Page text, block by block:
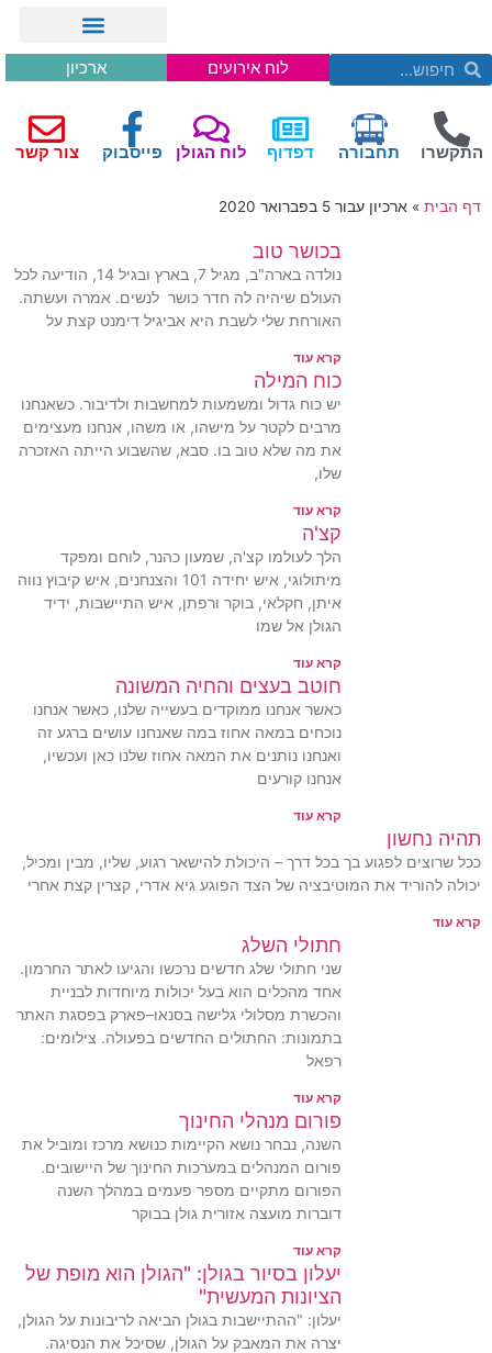
לוח אירועים ארכיון
התקשרו תחבורה דפדוף לוח הגולן פייסבוק צור קשר
דף הבית » ארכיון עבור 5 בפברואר 2020
בכושר טוב
נולדה בארה"ב, מגיל 7, בארץ ובגיל 14, הודיעה לכל
העולם שיהיה לה חדר כושר לנשים. אמרה ועשתה.
האורחת שלי לשבת היא אביגיל דימנט קצת על
קרא עוד
כוח המילה
יש כוח גדול ומשמעות למחשבות ולדיבור. כשאנחנו
מרבים לקטר על מישהו, או משהו, אנחנו מעצימים
את מה שלא טוב בו. סבא, שהשבוע הייתה האזכרה
שלו,
קרא עוד
קצ'ה
הלך לעולמו קצ'ה, שמעון כהנר, לוחם ומפקד
מיתולוגי, איש יחידה 101 והצנחנים, איש קיבוץ נווה
איתן, חקלאי, בוקר ורפתן, איש התיישבות, ידיד
הגולן אל שמו
קרא עוד
חוטב בעצים והחיה המשונה
כאשר אנחנו ממוקדים בעשייה שלנו, כאשר אנחנו
נוכחים במאה אחוז במה שאנחנו עושים ברגע זה
ואנחנו נותנים את המאה אחוז שלנו כאן ועכשיו,
אנחנו קורעים
קרא עוד
תהיה נחשון
ככל שרוצים לפגוע בך בכל דרך – היכולת להישאר רגוע, שליו, מבין ומכיל,
יכולה להוריד את המוטיבציה של הצד הפוגע גיא אדרי, קצרין קצת אחרי
קרא עוד
חתולי השלג
שני חתולי שלג חדשים נרכשו והגיעו לאתר החרמון.
אחד מהכלים הוא בעל יכולות מיוחדות לבניית
והכשרת מסלולי גלישה בסנאו–פארק בפסגת האתר
בתמונות: החתולים החדשים בפעולה. צילומים:
רפאל
קרא עוד
פורום מנהלי החינוך
השנה, נבחר נושא הקיימות כנושא מרכז ומוביל את
פורום המנהלים במערכות החינוך של היישובים.
הפורום מתקיים מספר פעמים במהלך השנה
דוברות מועצה אזורית גולן בבוקר
קרא עוד
יעלון בסיור בגולן: "הגולן הוא מופת של
הציונות המעשית"
יעלון: "ההתיישבות בגולן הביאה לריבונות על הגולן,
יצרה את המאבק על הגולן, שסיכל את הנסיגה.